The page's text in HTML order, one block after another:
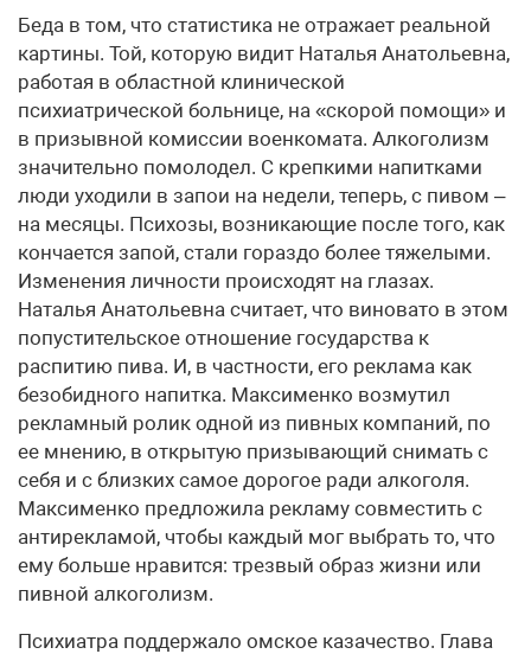
Беда в том, что статистика не отражает реальной
картины. Той, которую видит Наталья Анатольевна,
работая в областной клинической
психиатрической больнице, на «скорой помощи» и
в призывной комиссии военкомата. Алкоголизм
значительно помолодел. С крепкими напитками
люди уходили в запои на недели, теперь, с пивом –
на месяцы. Психозы, возникающие после того, как
кончается запой, стали гораздо более тяжелыми.
Изменения личности происходят на глазах.
Наталья Анатольевна считает, что виновато в этом
попустительское отношение государства к
распитию пива. И, в частности, его реклама как
безобидного напитка. Максименко возмутил
рекламный ролик одной из пивных компаний, по
ее мнению, в открытую призывающий снимать с
себя и с близких самое дорогое ради алкоголя.
Максименко предложила рекламу совместить с
антирекламой, чтобы каждый мог выбрать то, что
ему больше нравится: трезвый образ жизни или
пивной алкоголизм.
Психиатра поддержало омское казачество. Глава